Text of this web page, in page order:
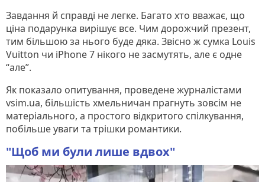
Завдання й справді не легке. Багато хто вважає, що
ціна подарунка вирішує все. Чим дорожчий презент,
тим більшою за нього буде дяка. Звісно ж сумка Louis
Vuitton чи iPhone 7 нікого не засмутять, але є одне
“але”.
Як показало опитування, проведене журналістами
vsim.ua, більшість хмельничан прагнуть зовсім не
матеріального, а простого відкритого спілкування,
побільше уваги та трішки романтики.
"Щоб ми були лише вдвох"